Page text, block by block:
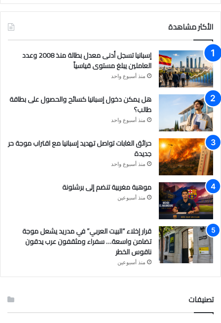
ب
و
ك
ي
و
ب
ت
ق
ر
م
الأكثر مشاهدة
إسبانيا تسجل أدنى معدل بطالة منذ 2008 وعدد
العاملين يبلغ مستوى قياسياً
منذ أسبوع واحد
هل يمكن دخول إسبانيا كسائح والحصول على بطاقة
طالب؟
منذ أسبوع واحد
حرائق الغابات تواصل تهديد إسبانيا مع اقتراب موجة حر
جديدة
منذ أسبوع واحد
موهبة مغربية تنضم إلى برشلونة
منذ أسبوعين
قرار إخلاء “البيت العربي” في مدريد يشعل موجة
تضامن واسعة… سفراء ومثقفون عرب يدقون
ناقوس الخطر
منذ أسبوعين
تصنيفات